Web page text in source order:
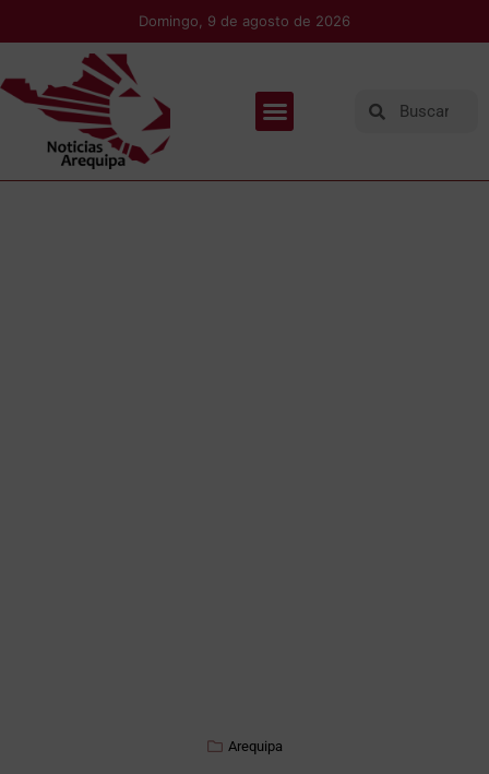
Domingo, 9 de agosto de 2026
Arequipa